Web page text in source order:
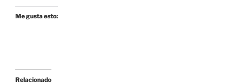
Me gusta esto:
Relacionado